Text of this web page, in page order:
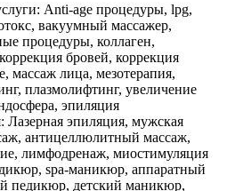
Anti-age процедуры, lpg,
вакуумный массажер,
процедуры, коллаген,
бровей, коррекция
массаж лица, мезотерапия,
плазмолифтинг, увеличение
эпиляция
эпиляция, мужская
антицеллюлитный массаж,
лимфодренаж, миостимуляция
spa-маникюр, аппаратный
педикюр, детский маникюр,